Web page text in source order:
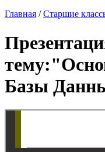
Главная /Старшие
Базы